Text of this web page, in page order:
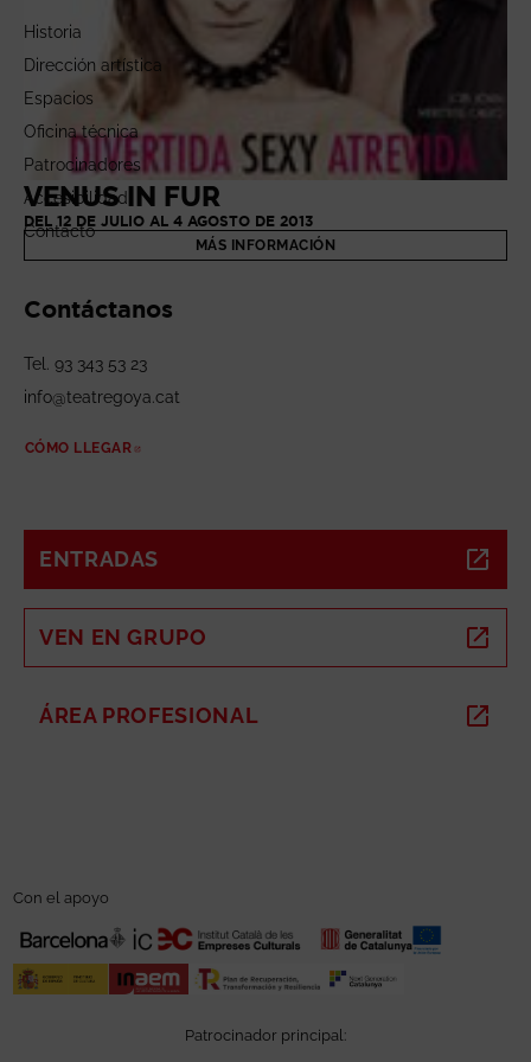
LUCES DE BOHEMIA
DEL 5 AL 22 JUNIO DE 2013
VENUS IN FUR
DEL 12 DE JULIO AL 4 AGOSTO DE 2013
MÁS INFORMACIÓN
Historia
Dirección artística
Espacios
Oficina técnica
Patrocinadores
Accesibilidad
Contacto
Contáctanos
Tel. 93 343 53 23
info@teatregoya.cat
CÓMO LLEGAR
ENTRADAS
VEN EN GRUPO
ÁREA PROFESIONAL ABRE EN NUEVA VENTANA
Con el apoyo
Patrocinador principal: